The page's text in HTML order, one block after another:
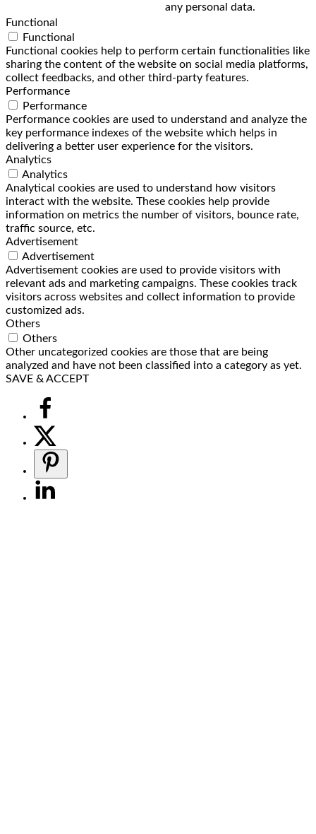
any personal data.
Functional
Functional
Functional cookies help to perform certain functionalities like
sharing the content of the website on social media platforms,
collect feedbacks, and other third-party features.
Performance
Performance
Performance cookies are used to understand and analyze the
key performance indexes of the website which helps in
delivering a better user experience for the visitors.
Analytics
Analytics
Analytical cookies are used to understand how visitors
interact with the website. These cookies help provide
information on metrics the number of visitors, bounce rate,
traffic source, etc.
Advertisement
Advertisement
Advertisement cookies are used to provide visitors with
relevant ads and marketing campaigns. These cookies track
visitors across websites and collect information to provide
customized ads.
Others
Others
Other uncategorized cookies are those that are being
analyzed and have not been classified into a category as yet.
SAVE & ACCEPT